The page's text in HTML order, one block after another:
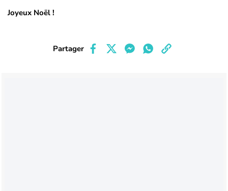
Joyeux Noël !
Partager